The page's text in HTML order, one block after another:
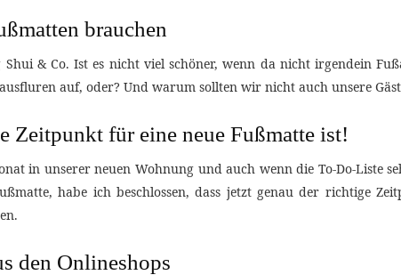
brauchen
Shui & Co. Ist es nicht viel schöner, wenn da nicht irgendein
auf, oder? Und warum sollten wir nicht auch unsere
Zeitpunkt für eine neue Fußmatte ist!
in unserer neuen Wohnung und auch wenn die To-Do-Liste
habe ich beschlossen, dass jetzt genau der richtige
den Onlineshops